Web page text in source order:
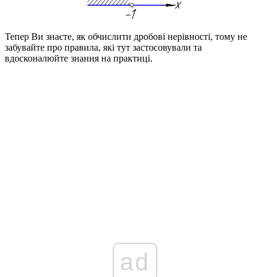
Тепер Ви знаєте, як обчислити дробові нерівності, тому не
забувайте про правила, які тут застосовували та
вдосконалюйте знання на практиці.
ad